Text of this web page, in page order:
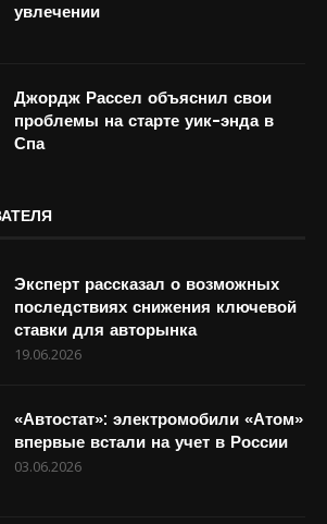
увлечении
Джордж Рассел объяснил свои
проблемы на старте уик-энда в
Спа
Эксперт рассказал о возможных
последствиях снижения ключевой
ставки для авторынка
19.06.2026
«Автостат»: электромобили «Атом»
впервые встали на учет в России
03.06.2026